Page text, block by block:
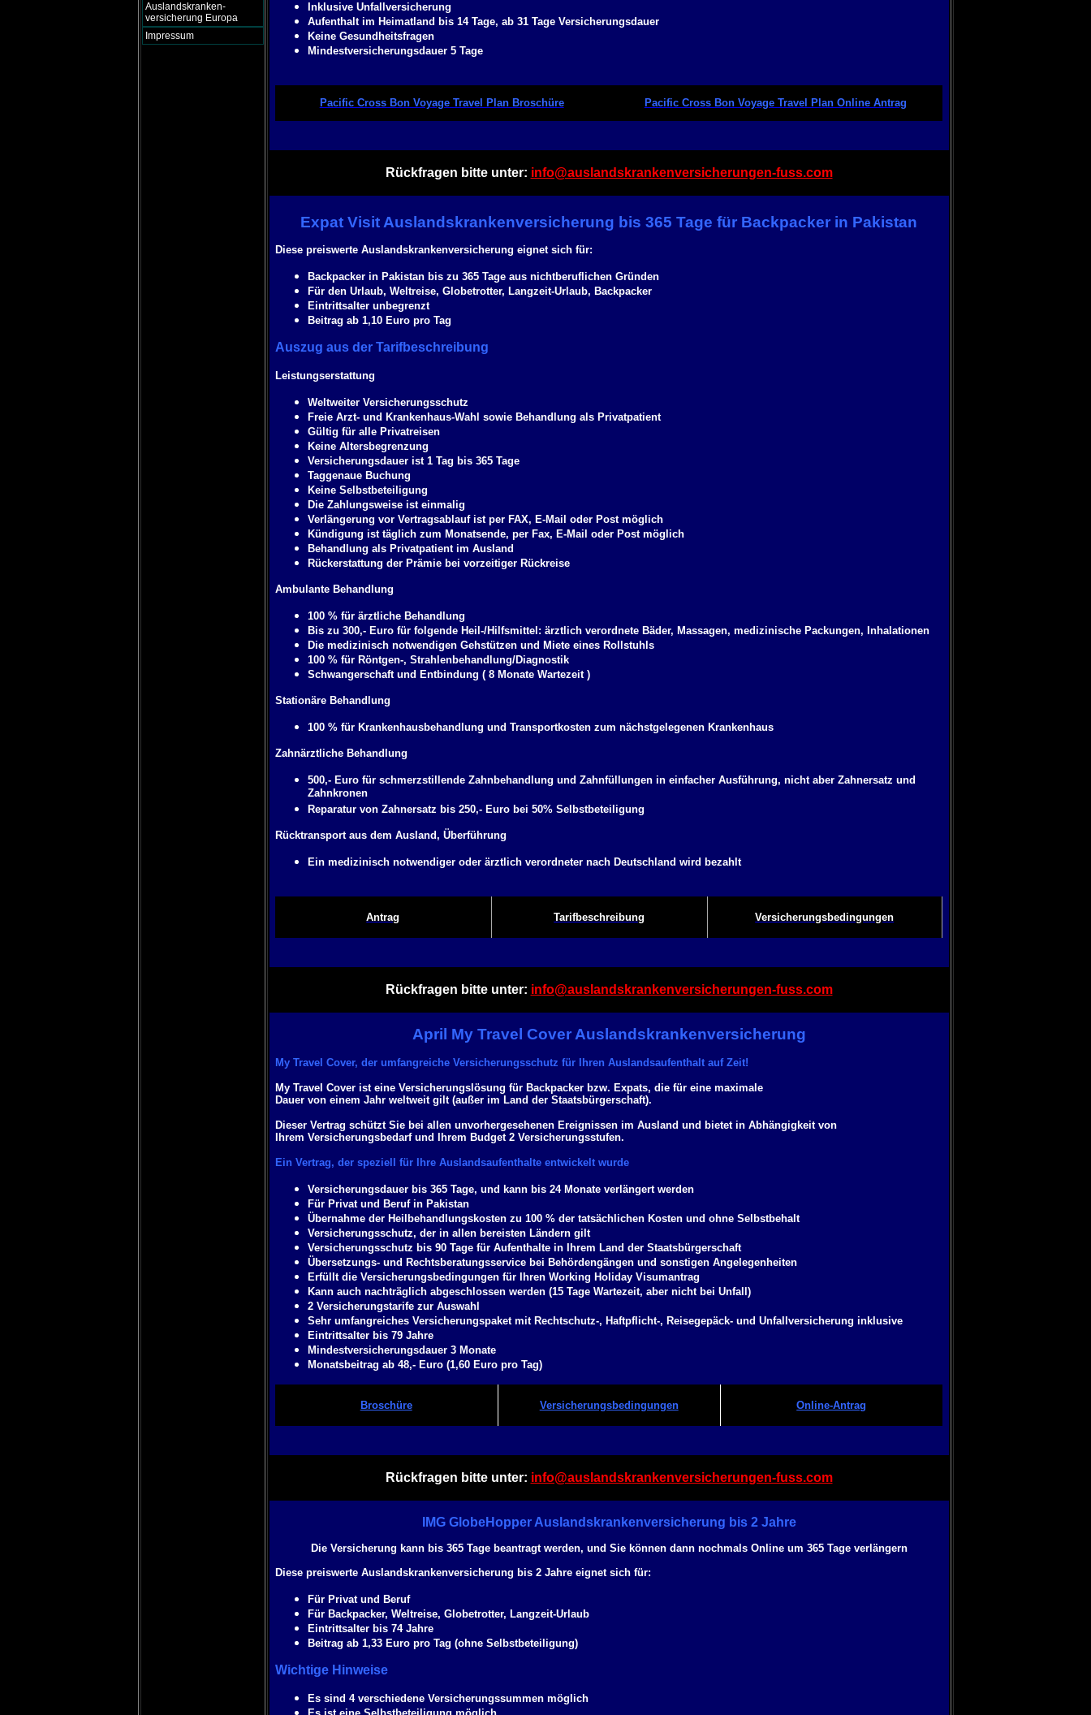
Auslandskranken-
versicherung Europa
Impressum
Inklusive Unfallversicherung
Aufenthalt im Heimatland bis 14 Tage, ab 31 Tage Versicherungsdauer
Keine Gesundheitsfragen
Mindestversicherungsdauer 5 Tage
Pacific Cross Bon Voyage Travel Plan Broschüre Pacific Cross Bon Voyage Travel Plan Online Antrag
Rückfragen bitte unter: info@auslandskrankenversicherungen-fuss.com
Expat Visit Auslandskrankenversicherung bis 365 Tage für Backpacker in Pakistan
Diese preiswerte Auslandskrankenversicherung eignet sich für:
Backpacker in Pakistan bis zu 365 Tage aus nichtberuflichen Gründen
Für den Urlaub, Weltreise, Globetrotter, Langzeit-Urlaub, Backpacker
Eintrittsalter unbegrenzt
Beitrag ab 1,10 Euro pro Tag
Auszug aus der Tarifbeschreibung
Leistungserstattung
Weltweiter Versicherungsschutz
Freie Arzt- und Krankenhaus-Wahl sowie Behandlung als Privatpatient
Gültig für alle Privatreisen
Keine Altersbegrenzung
Versicherungsdauer ist 1 Tag bis 365 Tage
Taggenaue Buchung
Keine Selbstbeteiligung
Die Zahlungsweise ist einmalig
Verlängerung vor Vertragsablauf ist per FAX, E-Mail oder Post möglich
Kündigung ist täglich zum Monatsende, per Fax, E-Mail oder Post möglich
Behandlung als Privatpatient im Ausland
Rückerstattung der Prämie bei vorzeitiger Rückreise
Ambulante Behandlung
100 % für ärztliche Behandlung
Bis zu 300,- Euro für folgende Heil-/Hilfsmittel: ärztlich verordnete Bäder, Massagen, medizinische Packungen, Inhalationen
Die medizinisch notwendigen Gehstützen und Miete eines Rollstuhls
100 % für Röntgen-, Strahlenbehandlung/Diagnostik
Schwangerschaft und Entbindung ( 8 Monate Wartezeit )
Stationäre Behandlung
100 % für Krankenhausbehandlung und Transportkosten zum nächstgelegenen Krankenhaus
Zahnärztliche Behandlung
500,- Euro für schmerzstillende Zahnbehandlung und Zahnfüllungen in einfacher Ausführung, nicht aber Zahnersatz und
Zahnkronen
Reparatur von Zahnersatz bis 250,- Euro bei 50% Selbstbeteiligung
Rücktransport aus dem Ausland, Überführung
Ein medizinisch notwendiger oder ärztlich verordneter nach Deutschland wird bezahlt
Antrag Tarifbeschreibung Versicherungsbedingungen
Rückfragen bitte unter: info@auslandskrankenversicherungen-fuss.com
April My Travel Cover Auslandskrankenversicherung
My Travel Cover, der umfangreiche Versicherungsschutz für Ihren Auslandsaufenthalt auf Zeit!
My Travel Cover ist eine Versicherungslösung für Backpacker bzw. Expats, die für eine maximale
Dauer von einem Jahr weltweit gilt (außer im Land der Staatsbürgerschaft).
Dieser Vertrag schützt Sie bei allen unvorhergesehenen Ereignissen im Ausland und bietet in Abhängigkeit von
Ihrem Versicherungsbedarf und Ihrem Budget 2 Versicherungsstufen.
Ein Vertrag, der speziell für Ihre Auslandsaufenthalte entwickelt wurde
Versicherungsdauer bis 365 Tage, und kann bis 24 Monate verlängert werden
Für Privat und Beruf in Pakistan
Übernahme der Heilbehandlungskosten zu 100 % der tatsächlichen Kosten und ohne Selbstbehalt
Versicherungsschutz, der in allen bereisten Ländern gilt
Versicherungsschutz bis 90 Tage für Aufenthalte in Ihrem Land der Staatsbürgerschaft
Übersetzungs- und Rechtsberatungsservice bei Behördengängen und sonstigen Angelegenheiten
Erfüllt die Versicherungsbedingungen für Ihren Working Holiday Visumantrag
Kann auch nachträglich abgeschlossen werden (15 Tage Wartezeit, aber nicht bei Unfall)
2 Versicherungstarife zur Auswahl
Sehr umfangreiches Versicherungspaket mit Rechtschutz-, Haftpflicht-, Reisegepäck- und Unfallversicherung inklusive
Eintrittsalter bis 79 Jahre
Mindestversicherungsdauer 3 Monate
Monatsbeitrag ab 48,- Euro (1,60 Euro pro Tag)
Broschüre Versicherungsbedingungen Online-Antrag
Rückfragen bitte unter: info@auslandskrankenversicherungen-fuss.com
IMG GlobeHopper Auslandskrankenversicherung bis 2 Jahre
Die Versicherung kann bis 365 Tage beantragt werden, und Sie können dann nochmals Online um 365 Tage verlängern
Diese preiswerte Auslandskrankenversicherung bis 2 Jahre eignet sich für:
Für Privat und Beruf
Für Backpacker, Weltreise, Globetrotter, Langzeit-Urlaub
Eintrittsalter bis 74 Jahre
Beitrag ab 1,33 Euro pro Tag (ohne Selbstbeteiligung)
Wichtige Hinweise
Es sind 4 verschiedene Versicherungssummen möglich